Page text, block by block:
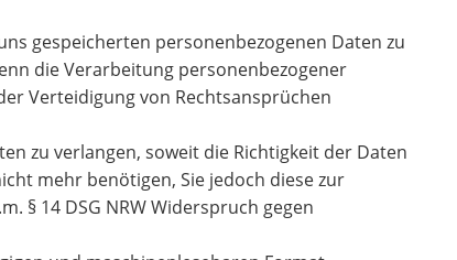
gespeicherten personenbezogenen Daten zu
die Verarbeitung personenbezogener
Verteidigung von Rechtsansprüchen
zu verlangen, soweit die Richtigkeit der Daten
mehr benötigen, Sie jedoch diese zur
§ 14 DSG NRW Widerspruch gegen